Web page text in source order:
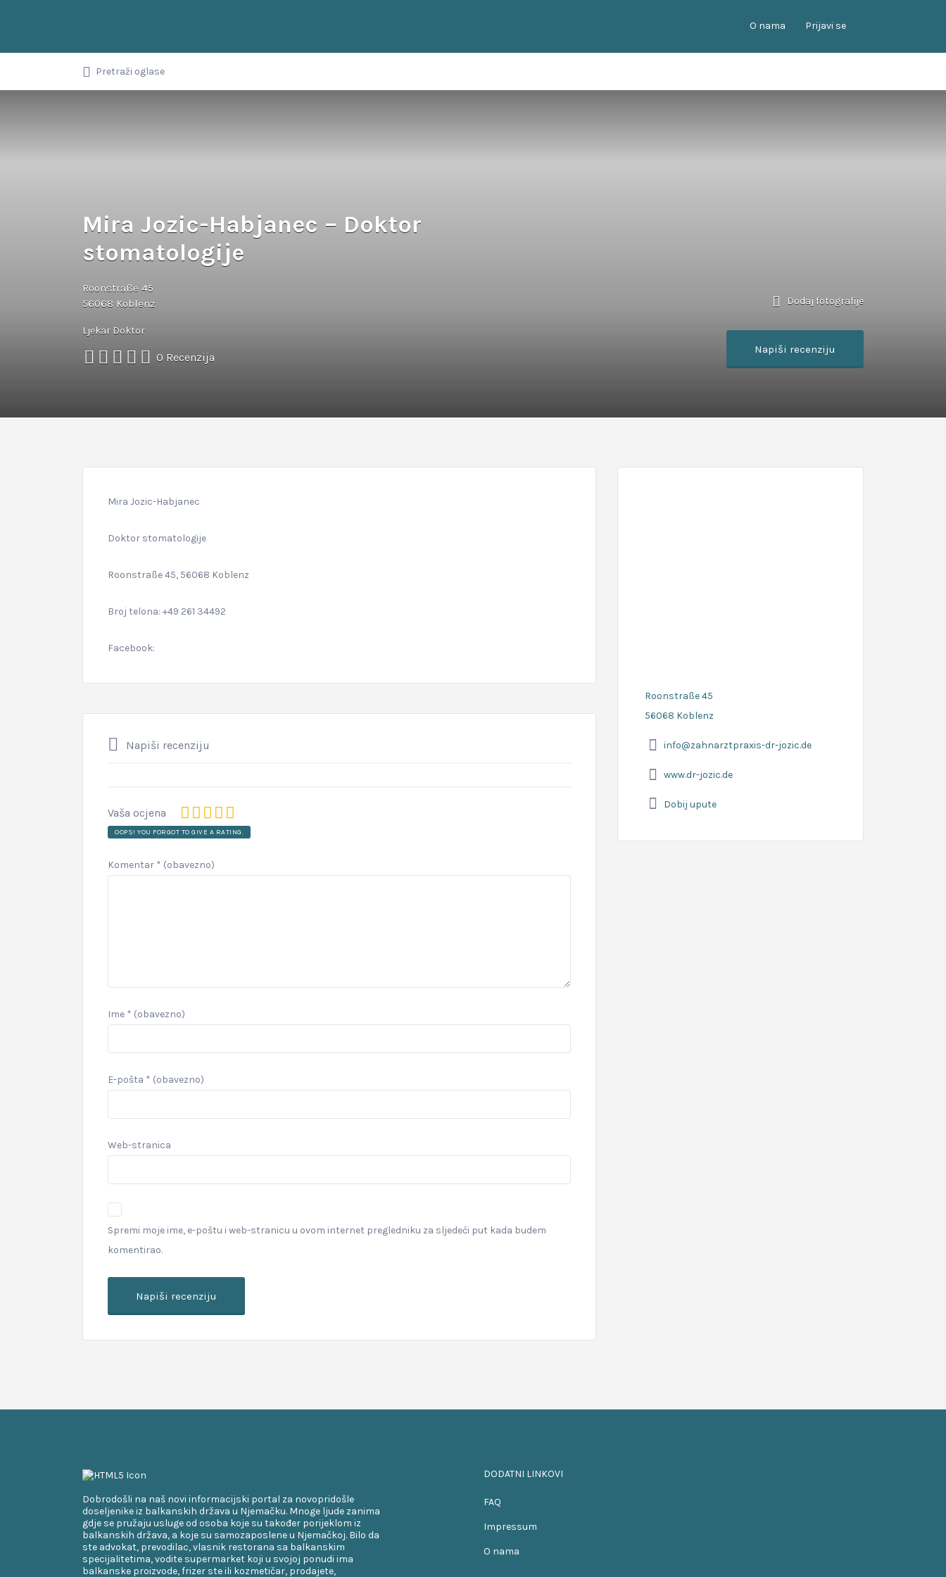
Balkanci u
Njemačkoj
O nama Prijavi se
riječ
naziv
oglasa...
Pretraži oglase
Mira Jozic-Habjanec – Doktor
stomatologije
Roonstraße 45
56068 Koblenz
Ljekar Doktor
0 Recenzija
Dodaj fotografije
Napiši recenziju
Mira Jozic-Habjanec
Doktor stomatologije
Roonstraße 45, 56068 Koblenz
Broj telona: +49 261 34492
Facebook:
Napiši recenziju
Vaša ocjena
OOPS! YOU FORGOT TO GIVE A RATING.
Komentar * (obavezno)
Ime * (obavezno)
E-pošta * (obavezno)
Web-stranica
Spremi moje ime, e-poštu i web-stranicu u ovom internet pregledniku za sljedeći put kada budem
komentirao.
Roonstraße 45
56068 Koblenz
info@zahnarztpraxis-dr-jozic.de
www.dr-jozic.de
Dobij upute
Dobrodošli na naš novi informacijski portal za novopridošle
doseljenike iz balkanskih država u Njemačku. Mnoge ljude zanima
gdje se pružaju usluge od osoba koje su također porijeklom iz
balkanskih država, a koje su samozaposlene u Njemačkoj. Bilo da
ste advokat, prevodilac, vlasnik restorana sa balkanskim
specijalitetima, vodite supermarket koji u svojoj ponudi ima
balkanske proizvode, frizer ste ili kozmetičar, prodajete,
DODATNI LINKOVI
FAQ
Impressum
O nama